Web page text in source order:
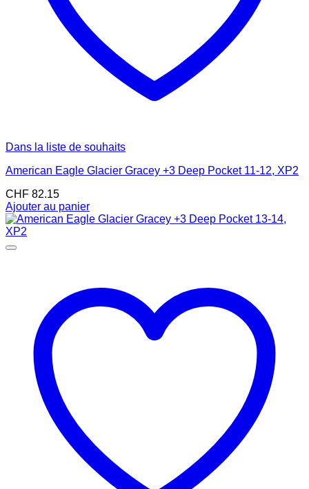
Dans la liste de souhaits
American Eagle Glacier Gracey +3 Deep Pocket 11-12, XP2
CHF 82.15
Ajouter au panier